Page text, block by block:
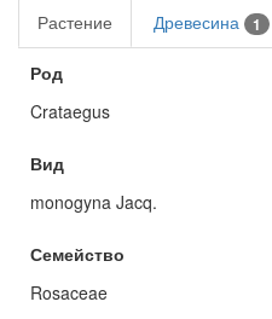
Растение Древесина 1
Род
Crataegus
Вид
monogyna Jacq.
Семейство
Rosaceae